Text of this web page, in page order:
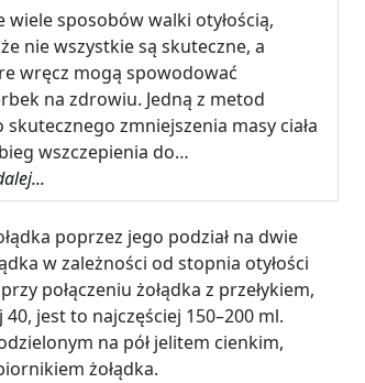
wiele sposobów walki otyłością,
nie wszystkie są skuteczne, a
wręcz mogą spowodować
na zdrowiu. Jedną z metod
skutecznego zmniejszenia masy ciała
wszczepienia do…
poprzez jego podział na dwie
w zależności od stopnia otyłości
połączeniu żołądka z przełykiem,
40, jest to najczęściej 150–200 ml.
na pół jelitem cienkim,
żołądka.